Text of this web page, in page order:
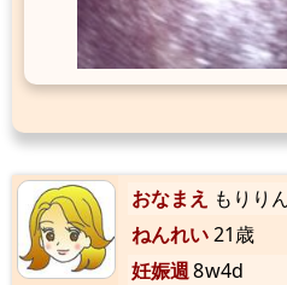
おなまえ もりり
ねんれい21歳
妊娠週8w4d